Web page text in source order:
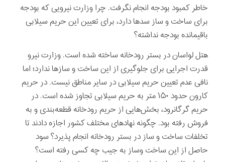
خاطر کمبود بودجه انجام نگرفت. چرا وزارت نیرویی که بودجه
برای ساخت و ساز سدها دارد، برای تعیین این حریم سیلابی
باقیمانده بودجه نداشته؟
هتل لواسان در بستر رودخانه ساخته شده است. وزارت نیرو
قدرت اجرایی برای جلوگیری از این ساخت و سازها ندارد؛ اما
نافی عدم تعیین حریم سیلابی در سایر مناطق نیست. در حریم
کارون حدود ۱۵۰ متر به حریم سیلابی تجاوز شده است. در
حریم گرگانرود، بخش‌هایی از حریم رودخانه قطعه‌بندی و به
فروش رفته بود. چگونه نهادهای مختلف کشور اجازه دادند تا
تخلفات ساخت و ساز در بستر رودخانه انجام پذیرد؟ سود
حاصل از این ساخت وساز به جیب چه کسی رفته است؟